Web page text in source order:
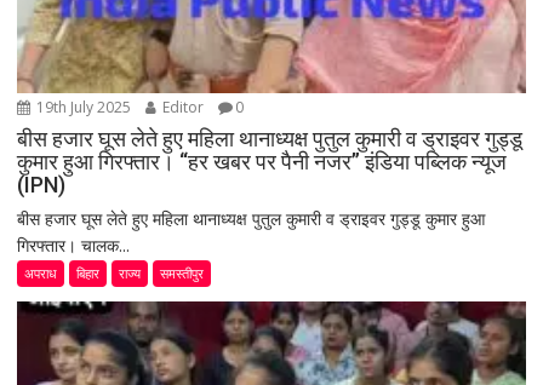
19th July 2025 Editor 0
बीस हजार घूस लेते हुए महिला थानाध्यक्ष पुतुल कुमारी व ड्राइवर गुड्डू
कुमार हुआ गिरफ्तार। “हर खबर पर पैनी नजर” इंडिया पब्लिक न्यूज
(IPN)
बीस हजार घूस लेते हुए महिला थानाध्यक्ष पुतुल कुमारी व ड्राइवर गुड्डू कुमार हुआ
गिरफ्तार। चालक...
अपराध बिहार राज्य समस्तीपुर